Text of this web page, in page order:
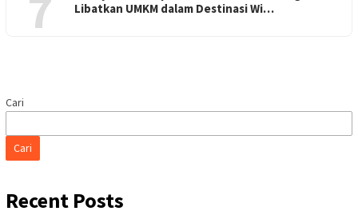
Libatkan UMKM dalam Destinasi Wi…
Cari
Cari
Recent Posts